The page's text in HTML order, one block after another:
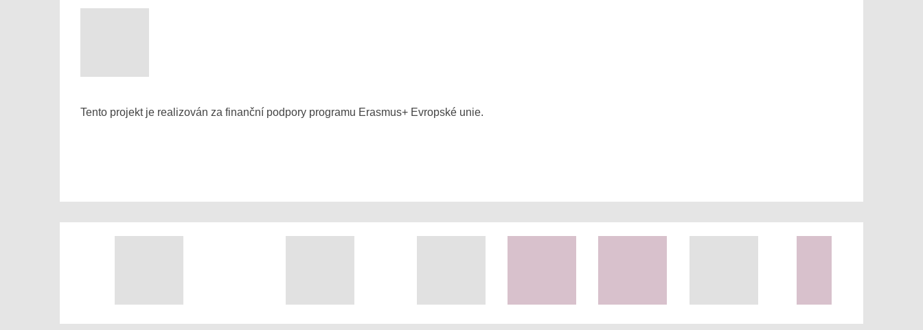
Tento projekt je realizován za finanční podpory programu Erasmus+ Evropské unie.